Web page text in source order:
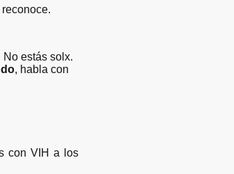
No estás solx.
, habla con
con VIH a los